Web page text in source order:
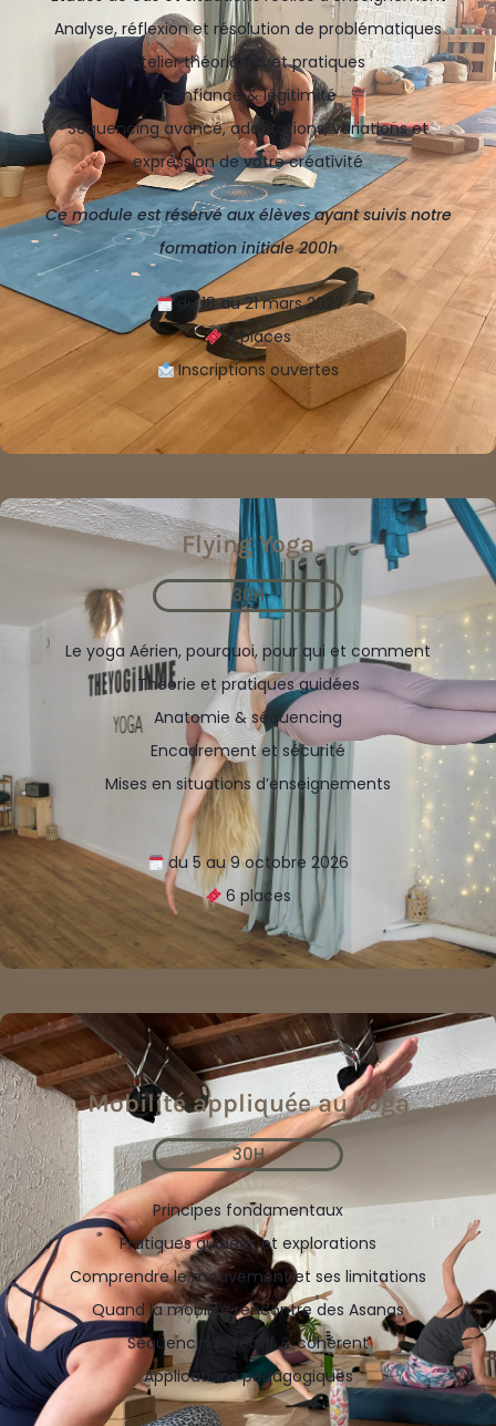
Analyse, réflexion et résolution de problématiques
Atelier théoriques et pratiques
Confiance & légitimité
Séquencing avancé, adaptations, variations et
expression de votre créativité
Ce module est réservé aux élèves ayant suivis notre
formation initiale 200h
du 18 au 21 mars 2027
8 places
Inscriptions ouvertes
Flying Yoga
30H
Le yoga Aérien, pourquoi, pour qui et comment
Théorie et pratiques guidées
Anatomie & séquencing
Encadrement et sécurité
Mises en situations d’enseignements
du 5 au 9 octobre 2026
6 places
Mobilité appliquée au Yoga
30H
Principes fondamentaux
Pratiques guidées et explorations
Comprendre le mouvement et ses limitations
Quand la mobilité rencontre des Asanas
Séquencing créatif & cohérent
Applications pédagogiques